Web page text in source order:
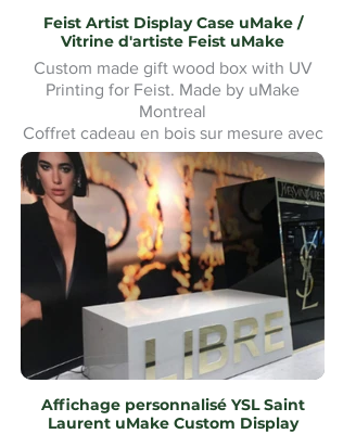
Feist Artist Display Case uMake /
Vitrine d'artiste Feist uMake
Custom made gift wood box with UV
Printing for Feist. Made by uMake
Montreal
Coffret cadeau en bois sur mesure avec
impression UV pour Feist. Fabriqué par
uMake Montréal
Affichage personnalisé YSL Saint
Laurent uMake Custom Display